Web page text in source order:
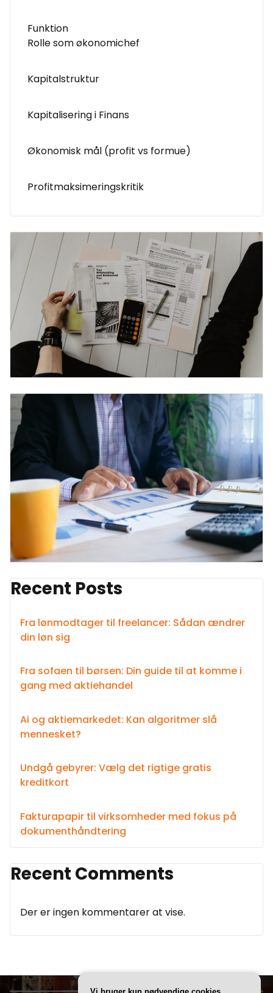
Funktion
Rolle som økonomichef
Kapitalstruktur
Kapitalisering i Finans
Økonomisk mål (profit vs formue)
Profitmaksimeringskritik
Recent Posts
Fra lønmodtager til freelancer: Sådan ændrer
din løn sig
Fra sofaen til børsen: Din guide til at komme i
gang med aktiehandel
Ai og aktiemarkedet: Kan algoritmer slå
mennesket?
Undgå gebyrer: Vælg det rigtige gratis
kreditkort
Fakturapapir til virksomheder med fokus på
dokumenthåndtering
Recent Comments
Der er ingen kommentarer at vise.